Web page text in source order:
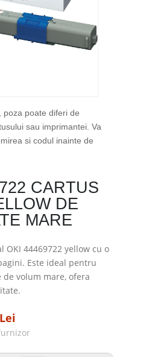
poza poate diferi de
sau imprimantei. Va
si codul inainte de
CARTUS
DE
MARE
OKI 44469722 yellow cu o
Este ideal pentru
volum mare, ofera